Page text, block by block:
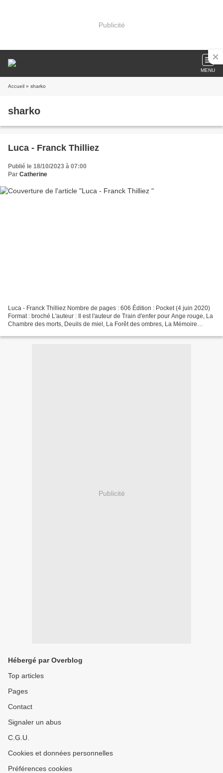
Publicité
MENU
Accueil » sharko
sharko
Luca - Franck Thilliez
Publié le 18/10/2023 à 07:00
Par Catherine
Luca - Franck Thilliez Nombre de pages : 606 Édition : Pocket (4 juin 2020)
Format : broché L'auteur : Il est l'auteur de Train d'enfer pour Ange rouge, La
Chambre des morts, Deuils de miel, La Forêt des ombres, La Mémoire
Publicité
Hébergé par Overblog
Top articles
Pages
Contact
Signaler un abus
C.G.U.
Cookies et données personnelles
Préférences cookies